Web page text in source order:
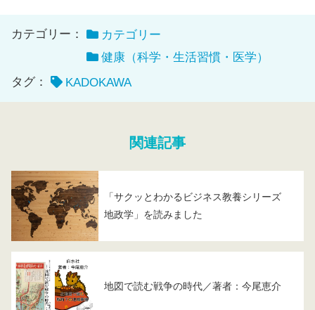
カテゴリー：
カテゴリー
健康（科学・生活習慣・医学）
タグ：
KADOKAWA
関連記事
「サクッとわかるビジネス教養シリーズ
地政学」を読みました
地図で読む戦争の時代／著者：今尾恵介